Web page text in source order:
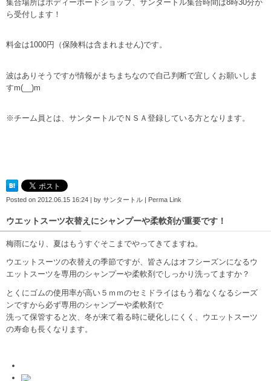
集合場所はボディーボードショップ、サンター トル集合時間は8時30分か
ら受付します！
料金は1000円（保険料は含まれません)です。
波はありそうですが情報がまちまちなので自己判断で宜しくお願いしま
すm(__)m
※チーム員とは、サンタートルでＮＳＡ登録している方となります。
Posted on 2012.06.15 16:24 | by サンタートル | Perma Link
ウエットスーツ衣替えにシャンプーや柔軟剤が重要です！
梅雨になり、夏はもうすぐそこまでやってきてますね。
ウエットスーツの衣替えの季節ですが、皆さんはオフシーズンになるウ
エットスーツを専用のシャンプーや柔軟剤でしっかり洗ってますか？
とくにゴムの使用率が高い５ｍｍのセミドライはもう着なくなるシーズ
ンですから必ず専用のシャンプーや柔軟剤で
洗って保管すると次、冬が来て着る時に硬化しにくく、ウエットスーツ
の寿命も長くなります。